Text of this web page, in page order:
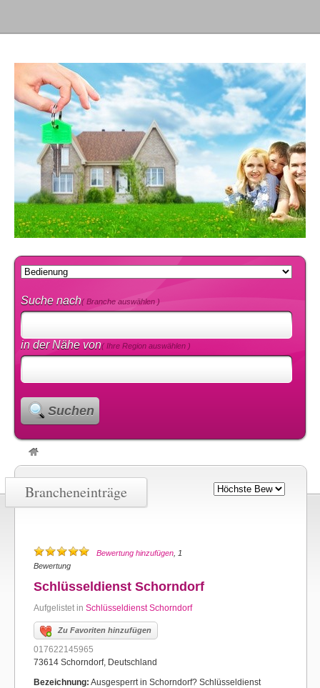
Suche nach( Branche auswählen )
in der Nähe von( Ihre Region auswählen )
Suchen
Brancheneinträge
Bewertung hinzufügen , 1
Bewertung
Schlüsseldienst Schorndorf
Aufgelistet in Schlüsseldienst Schorndorf
Zu Favoriten hinzufügen
017622145965
73614 Schorndorf, Deutschland
Bezeichnung: Ausgesperrt in Schorndorf? Schlüsseldienst